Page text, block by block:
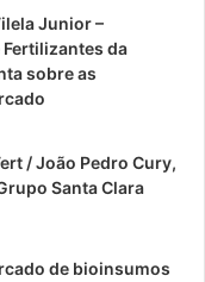
Junior –
da
sobre as
/ João Pedro Cury,
Santa Clara
de bioinsumos